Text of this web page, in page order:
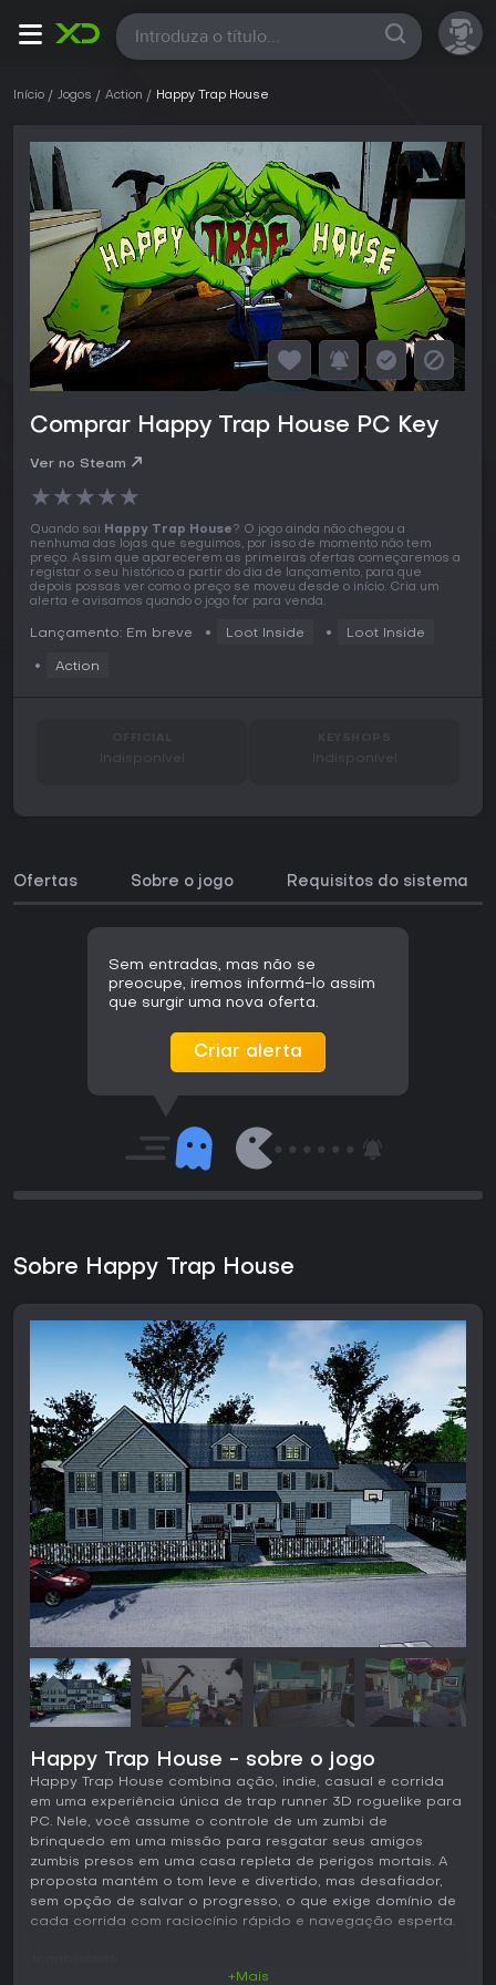
Todas
Início Jogos Action Happy Trap House
Comprar Happy Trap House PC Key
Ver no Steam
★★★★★
Quando sai Happy Trap House? O jogo ainda não chegou a
nenhuma das lojas que seguimos, por isso de momento não tem
preço. Assim que aparecerem as primeiras ofertas começaremos a
registar o seu histórico a partir do dia de lançamento, para que
depois possas ver como o preço se moveu desde o início. Cria um
alerta e avisamos quando o jogo for para venda.
Lançamento: Em breve Loot Inside Loot Inside
Action
Indisponível Indisponível
Ofertas Sobre o jogo Requisitos do sistema
Sem entradas, mas não se
preocupe, iremos informá-lo assim
que surgir uma nova oferta.
Criar alerta
Sobre Happy Trap House
Happy Trap House - sobre o jogo
Happy Trap House combina ação, indie, casual e corrida
em uma experiência única de trap runner 3D roguelike para
PC. Nele, você assume o controle de um zumbi de
brinquedo em uma missão para resgatar seus amigos
zumbis presos em uma casa repleta de perigos mortais. A
proposta mantém o tom leve e divertido, mas desafiador,
sem opção de salvar o progresso, o que exige domínio de
cada corrida com raciocínio rápido e navegação esperta.
+Mais